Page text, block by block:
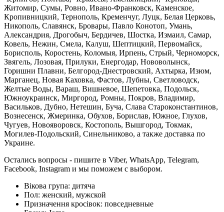
Житомир, Сумы, Ровно, Ивано-Франковск, Каменское,
Кропивницкий, Тернополь, Кременчуг, Луцк, Белая Церковь,
Никополь, Славянск, Бровары, Павло Конотоп, Умань,
Александрия, Дрогобыч, Бердичев, Шостка, Измаил, Самар,
Ковель, Нежин, Смела, Калуш, Шептицкий, Первомайск,
Борисполь, Коростень, Коломыя, Ирпень, Стрый, Черноморск,
Звягель, Лозовая, Прилуки, Енергодар, Нововолынск,
Горишни Плавни, Белгород-Днестровский, Ахтырка, Изюм,
Марганец, Новая Каховка, Фастов, Лубны, Светловодск,
Желтые Воды, Вараш, Вишневое, Шепетовка, Подольск,
Южноукраинск, Миргород, Ромны, Покров, Владимир,
Васильков, Дубно, Нетешин, Буча, Слава Староконстантинов,
Вознесенск, Жмеринка, Обухов, Борислав, Южное, Глухов,
Чугуев, Новояворовск, Костополь, Вышгород, Токмак,
Могилев-Подольский, Синельниково, а также доставка по
Украине.
Остались вопросы - пишите в Viber, WhatsApp, Telegram,
Facebook, Instagram и мы поможем с выбором.
Вікова група: дитяча
Пол: женский, мужской
Призначення кросівок: повседневные